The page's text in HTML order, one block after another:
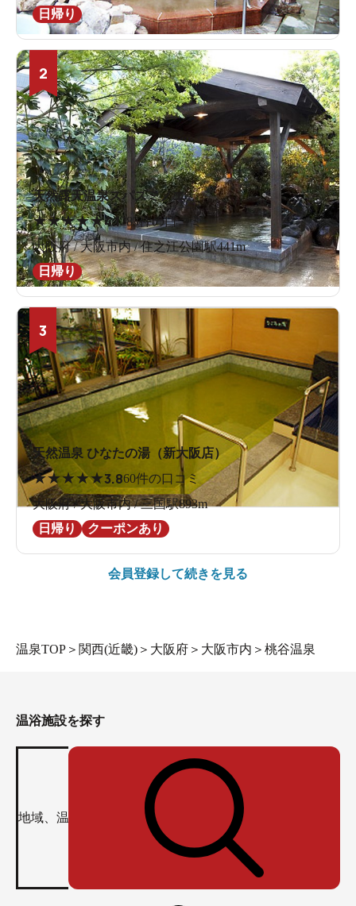
日帰り
2
天然露天温泉スパスミノエ
★★★★★4.1283件の口コミ
大阪府 / 大阪市内 / 住之江公園駅441m
日帰り
3
天然温泉 ひなたの湯（新大阪店）
★★★★★3.860件の口コミ
大阪府 / 大阪市内 / 三国駅893m
日帰り
クーポンあり
会員登録して続きを見る
温泉TOP ＞ 関西(近畿) ＞ 大阪府 ＞ 大阪市内 ＞ 桃谷温泉
温浴施設を探す